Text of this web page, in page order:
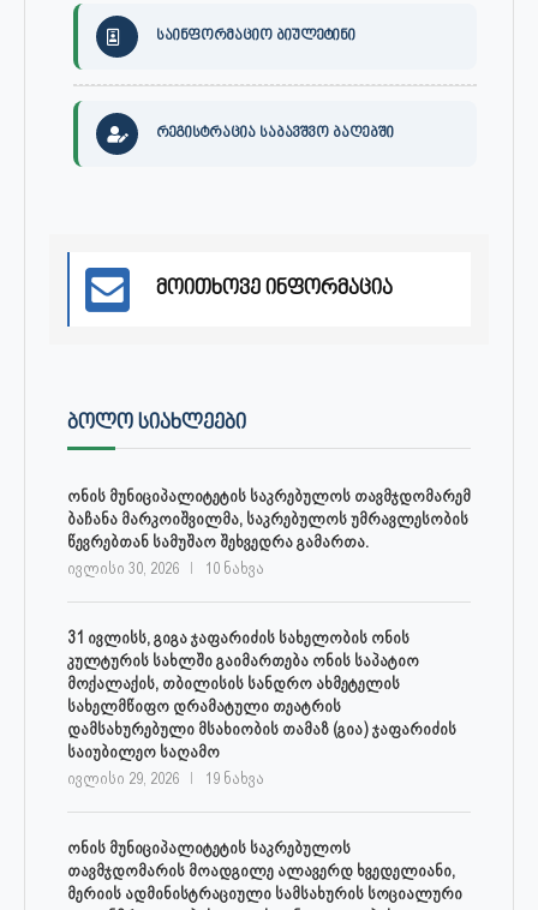
საინფორმაციო ბიულეტინი
რეგისტრაცია საბავშვო ბაღებში
მოითხოვე ინფორმაცია
ᲑᲝᲚᲝ ᲡᲘᲐᲮᲚᲔᲔᲑᲘ
ონის მუნიციპალიტეტის საკრებულოს თავმჯდომარემ
ბაჩანა მარკოიშვილმა, საკრებულოს უმრავლესობის
წევრებთან სამუშაო შეხვედრა გამართა.
ივლისი 30, 2026 10 ნახვა
31 ივლისს, გიგა ჯაფარიძის სახელობის ონის
კულტურის სახლში გაიმართება ონის საპატიო
მოქალაქის, თბილისის სანდრო ახმეტელის
სახელმწიფო დრამატული თეატრის
დამსახურებული მსახიობის თამაზ (გია) ჯაფარიძის
საიუბილეო საღამო
ივლისი 29, 2026 19 ნახვა
ონის მუნიციპალიტეტის საკრებულოს
თავმჯდომარის მოადგილე ალავერდ ხვედელიანი,
მერიის ადმინისტრაციული სამსახურის სოციალური